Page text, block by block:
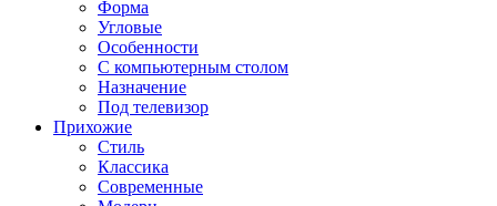
Форма
Угловые
Особенности
С компьютерным столом
Назначение
Под телевизор
Прихожие
Стиль
Классика
Современные